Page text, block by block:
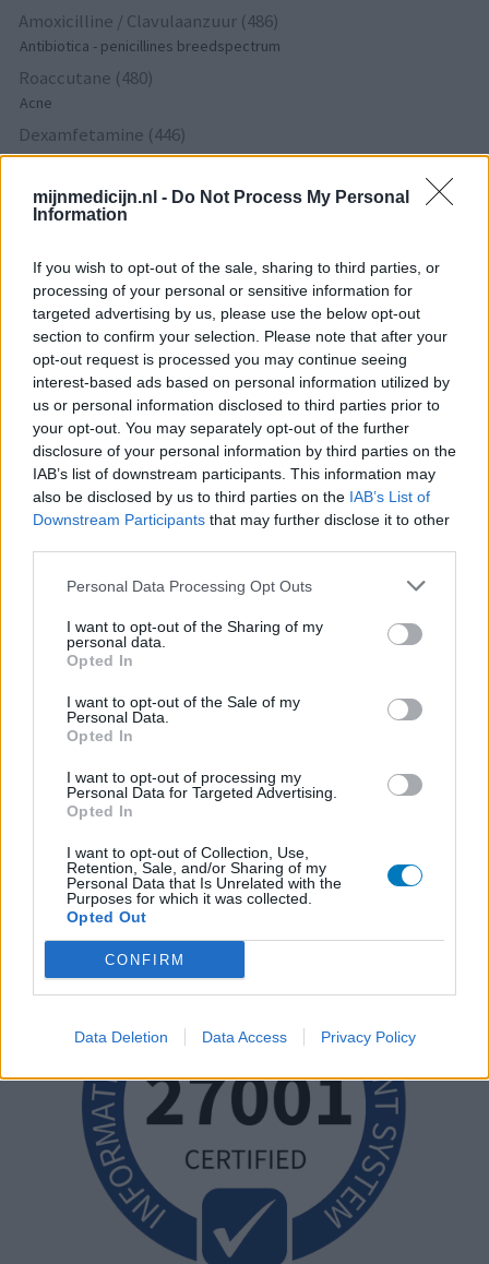
mijnmedicijn.nl - Do Not Process My Personal
Information
If you wish to opt-out of the sale, sharing to third parties, or
processing of your personal or sensitive information for
targeted advertising by us, please use the below opt-out
section to confirm your selection. Please note that after your
opt-out request is processed you may continue seeing
interest-based ads based on personal information utilized by
us or personal information disclosed to third parties prior to
your opt-out. You may separately opt-out of the further
disclosure of your personal information by third parties on the
IAB’s list of downstream participants. This information may
also be disclosed by us to third parties on the IAB’s List of
Downstream Participants that may further disclose it to other
Personal Data Processing Opt Outs
I want to opt-out of the Sharing of my
personal data.
Opted In
I want to opt-out of the Sale of my
Personal Data.
Opted In
I want to opt-out of processing my
Personal Data for Targeted Advertising.
Opted In
I want to opt-out of Collection, Use,
Retention, Sale, and/or Sharing of my
Personal Data that Is Unrelated with the
Purposes for which it was collected.
Opted Out
CONFIRM
Data Deletion Data Access Privacy Policy
Amoxicilline / Clavulaanzuur (486)
Antibiotica - penicillines breedspectrum
Roaccutane (480)
Acne
Dexamfetamine (446)
ADHD - psychostimulantia
Euthyrox (436)
Schildklier - hypothyroidie (traagwerkend)
De reviews op deze pagina zijn door de gebruikers
gegenereerd en vervolgens gelezen en aangepast alvorens
goedkeuring, om zo te voldoen aan onze standaarden wat betreft
een review voor een medicijn. Voor het delen van ervaringen is
geen medische kennis noodzakelijk. Op deze manier geven de
reviews alleen een beeld van de ervaring van de schrijvers en niet
die van de eigenaar van deze website. Denk er aan dat de
ervaringen kunnen verschillen van persoon tot persoon en dat u
voor medisch advies altijd contact op moet nemen met uw arts of
apotheker.